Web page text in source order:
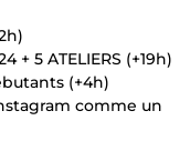
+ 5 ATELIERS (+19h)
(+4h)
comme un